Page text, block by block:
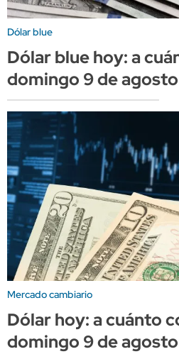
Dólar blue
Dólar blue hoy: a
domingo 9 de agosto
Mercado cambiario
Dólar hoy: a cuánto
domingo 9 de agosto